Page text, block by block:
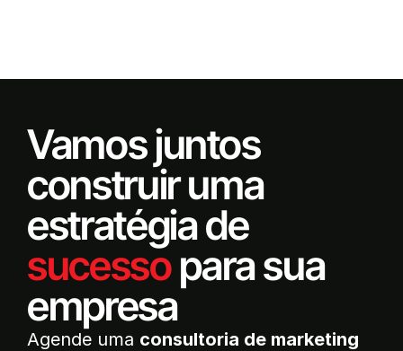
Vamos juntos
construir uma
estratégia de
sucessopara sua
empresa
Agende uma consultoria de marketing